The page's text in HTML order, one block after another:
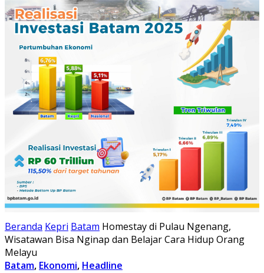
Beranda Kepri Batam Homestay di Pulau Ngenang,
Wisatawan Bisa Nginap dan Belajar Cara Hidup Orang
Melayu
Batam, Ekonomi, Headline